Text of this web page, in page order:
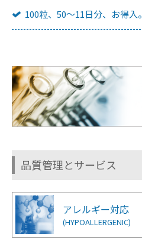
100粒、50～11日分、お得入。
品質管理とサービス
アレルギー対応
(HYPOALLERGENIC)